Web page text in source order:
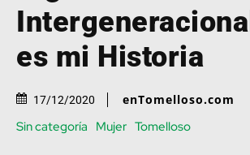
es mi Historia
17/12/2020 enTomelloso.com
Sin categoría Mujer Tomelloso